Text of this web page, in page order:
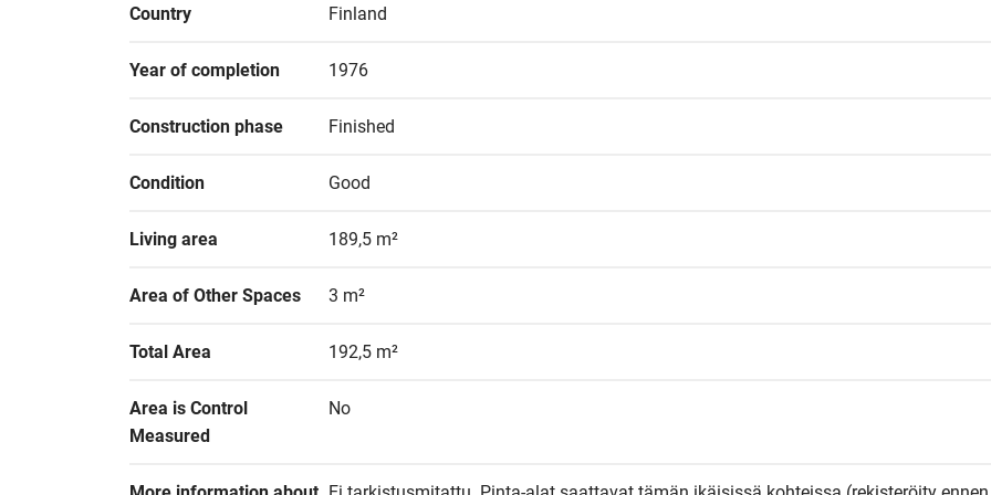
Country Finland
Year of completion 1976
Construction phase Finished
Condition Good
Living area 189,5 m²
Area of Other Spaces 3 m²
Total Area 192,5 m²
Area is Control
Measured
No